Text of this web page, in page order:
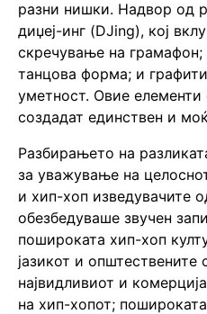
разни нишки. Надвор од
диџеј-инг (DJing), кој
скречување на грамафон;
танцова форма; и
уметност. Овие елементи
создадат единствен и
Разбирањето на
за уважување на
и хип-хоп изведувачите
обезбедуваше звучен
пошироката хип-хоп
јазикот и општествените
највидливиот и
на хип-хопот;